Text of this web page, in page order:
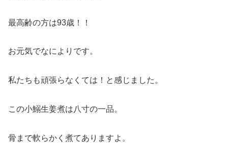
最高齢の方は93歳！！
お元気でなによりです。
私たちも頑張らなくては！と感じました。
この小鰯生姜煮は八寸の一品。
骨まで軟らかく煮てありますよ。